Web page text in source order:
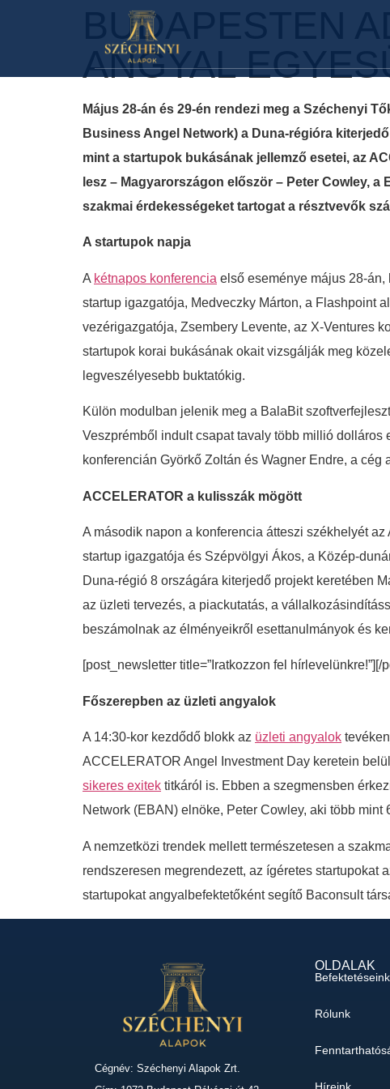
BUDAPESTEN
ANGYAL
Május 28-án és 29-én rendezi meg a Széchenyi
Business Angel Network) a Duna-régióra
mint a startupok bukásának jellemző esetei, az
lesz – Magyarországon először – Peter Cowley,
szakmai érdekességeket tartogat a résztvevők
A startupok napja
A kétnapos konferencia első eseménye május 28-
startup igazgatója, Medveczky Márton, a Flashpoint
vezérigazgatója, Zsembery Levente, az X-Ventures
startupok korai bukásának okait vizsgálják meg
legveszélyesebb buktatókig.
Külön modulban jelenik meg a BalaBit
Veszprémből indult csapat tavaly több millió dolláros
konferencián Györkő Zoltán és Wagner Endre, a
ACCELERATOR a kulisszák mögött
A második napon a konferencia átteszi székhelyét
startup igazgatója és Szépvölgyi Ákos, a Közép-
Duna-régió 8 országára kiterjedő projekt keretében
az üzleti tervezés, a piackutatás, a
beszámolnak az élményeikről esettanulmányok és
[post_newsletter title=”Iratkozzon fel hírlevelünkre!”][/
Főszerepben az üzleti angyalok
A 14:30-kor kezdődő blokk az üzleti angyalok
ACCELERATOR Angel Investment Day keretein
sikeres exitek titkáról is. Ebben a szegmensben
Network (EBAN) elnöke, Peter Cowley, aki több
A nemzetközi trendek mellett természetesen a
rendszeresen megrendezett, az ígéretes
startupokat angyalbefektetőként segítő Baconsult
Cégnév: Széchenyi Alapok Zrt.
OLDALAK
Befektetéseink
Rólunk